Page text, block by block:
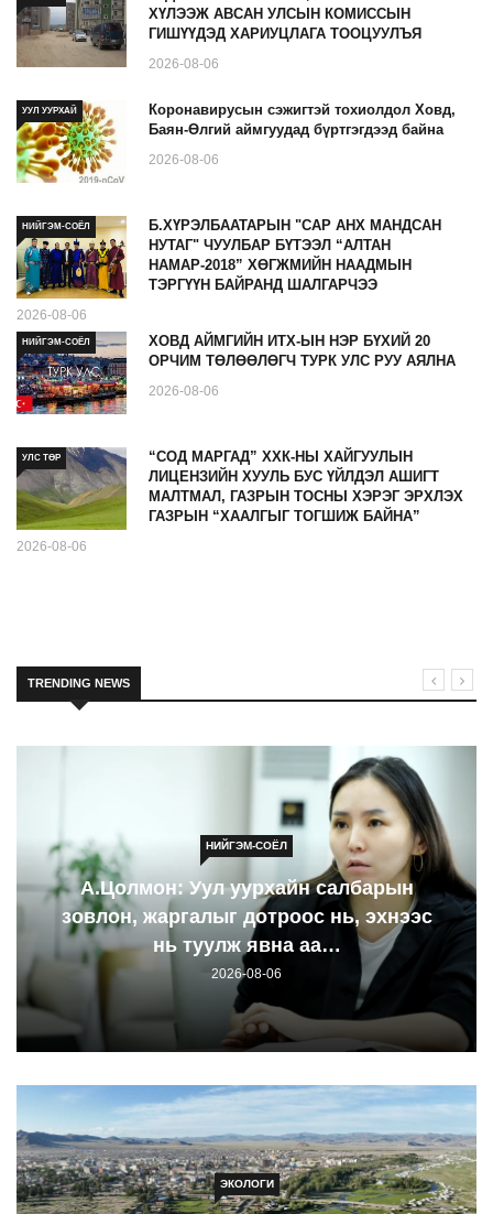
ХҮЛЭЭЖ АВСАН УЛСЫН КОМИССЫН
ГИШҮҮДЭД ХАРИУЦЛАГА ТООЦУУЛЪЯ
2026-08-06
УУЛ УУРХАЙ
Коронавирусын сэжигтэй тохиолдол Ховд,
Баян-Өлгий аймгуудад бүртгэгдээд байна
2026-08-06
НИЙГЭМ-СОЁЛ
Б.ХҮРЭЛБААТАРЫН "САР АНХ МАНДСАН
НУТАГ" ЧУУЛБАР БҮТЭЭЛ “АЛТАН
НАМАР-2018” ХӨГЖМИЙН НААДМЫН
ТЭРГҮҮН БАЙРАНД ШАЛГАРЧЭЭ
2026-08-06
НИЙГЭМ-СОЁЛ
ХОВД АЙМГИЙН ИТХ-ЫН НЭР БҮХИЙ 20
ОРЧИМ ТӨЛӨӨЛӨГЧ ТУРК УЛС РУУ АЯЛНА
2026-08-06
УЛС ТӨР
“СОД МАРГАД” ХХК-НЫ ХАЙГУУЛЫН
ЛИЦЕНЗИЙН ХУУЛЬ БУС ҮЙЛДЭЛ АШИГТ
МАЛТМАЛ, ГАЗРЫН ТОСНЫ ХЭРЭГ ЭРХЛЭХ
ГАЗРЫН “ХААЛГЫГ ТОГШИЖ БАЙНА”
2026-08-06
TRENDING NEWS
НИЙГЭМ-СОЁЛ
А.Цолмон: Уул уурхайн салбарын
зовлон, жаргалыг дотроос нь, эхнээс
нь туулж явна аа…
2026-08-06
ЭКОЛОГИ